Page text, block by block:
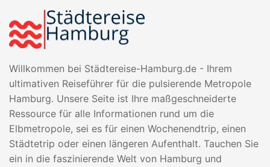
Willkommen bei Städtereise-Hamburg.de - Ihrem
ultimativen Reiseführer für die pulsierende Metropole
Hamburg. Unsere Seite ist Ihre maßgeschneiderte
Ressource für alle Informationen rund um die
Elbmetropole, sei es für einen Wochenendtrip, einen
Städtetrip oder einen längeren Aufenthalt. Tauchen Sie
ein in die faszinierende Welt von Hamburg und